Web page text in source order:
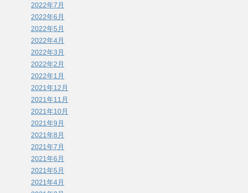
2022年7月
2022年6月
2022年5月
2022年4月
2022年3月
2022年2月
2022年1月
2021年12月
2021年11月
2021年10月
2021年9月
2021年8月
2021年7月
2021年6月
2021年5月
2021年4月